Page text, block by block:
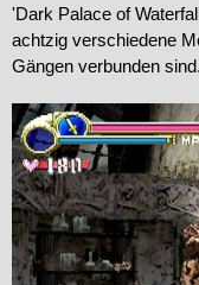
'Dark Palace of
achtzig verschiedene
Gängen verbunden sind.